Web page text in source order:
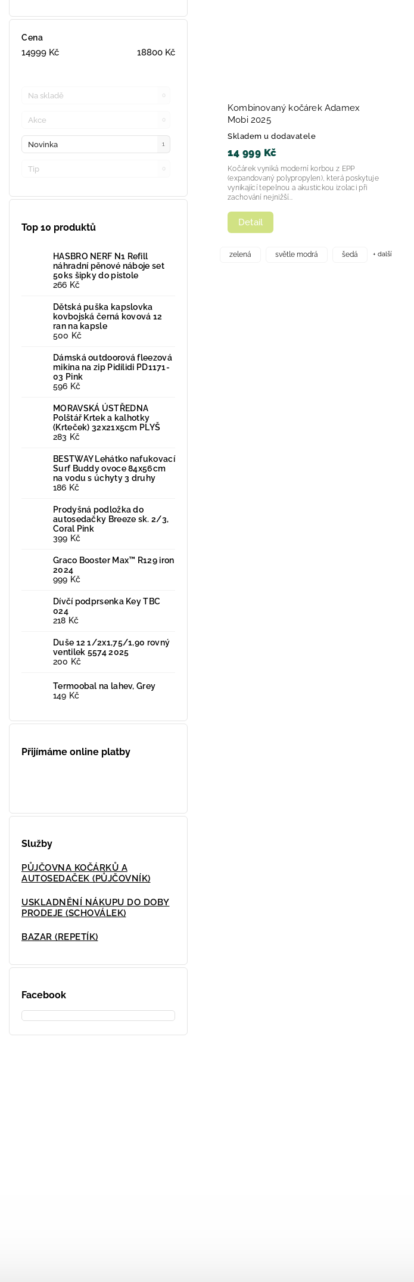
Cena
14999 Kč 18800 Kč
Na skladě 0
Akce 0
Novinka 1
Tip 0
Top 10 produktů
HASBRO NERF N1 Refill
náhradní pěnové náboje set
50ks šipky do pistole
266 Kč
Dětská puška kapslovka
kovbojská černá kovová 12
ran na kapsle
500 Kč
Dámská outdoorová fleezová
mikina na zip Pidilidi PD1171-
03 Pink
596 Kč
MORAVSKÁ ÚSTŘEDNA
Polštář Krtek a kalhotky
(Krteček) 32x21x5cm PLYŠ
283 Kč
BESTWAY Lehátko nafukovací
Surf Buddy ovoce 84x56cm
na vodu s úchyty 3 druhy
186 Kč
Prodyšná podložka do
autosedačky Breeze sk. 2/3,
Coral Pink
399 Kč
Graco Booster Max™ R129 iron
2024
999 Kč
Dívčí podprsenka Key TBC
024
218 Kč
Duše 12 1/2x1,75/1,90 rovný
ventilek 5574 2025
200 Kč
Termoobal na lahev, Grey
149 Kč
Přijímáme online platby
Služby
PŮJČOVNA KOČÁRKŮ A
AUTOSEDAČEK (PŮJČOVNÍK)
USKLADNĚNÍ NÁKUPU DO DOBY
PRODEJE (SCHOVÁLEK)
BAZAR (REPETÍK)
Facebook
Kombinovaný kočárek Adamex
Mobi 2025
Skladem u dodavatele
14 999 Kč
Detail
Kočárek vyniká moderní korbou z EPP
(expandovaný polypropylen), která poskytuje
vynikající tepelnou a akustickou izolaci při
zachování nejnižší...
zelená světle modrá šedá + další